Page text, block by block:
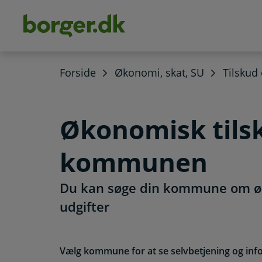
Forside Økonomi, skat, SU Tilskud
Økonomisk
kommunen
Du kan søge din kommune
udgifter
Vælg kommune for at se selvbetjening og